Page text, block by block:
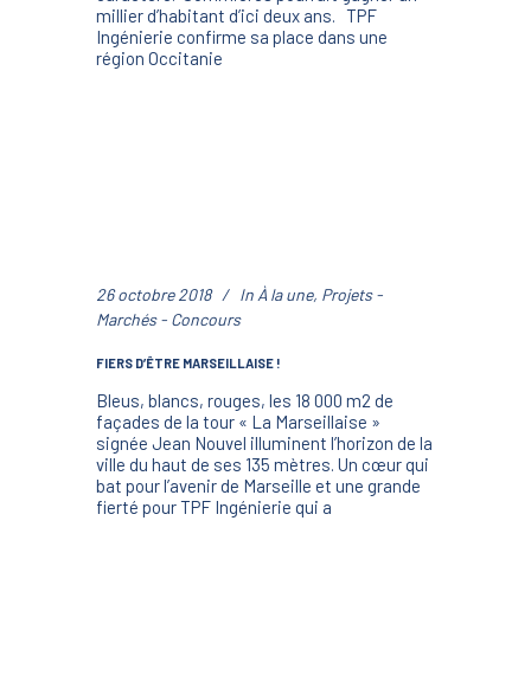
millier d’habitant d’ici deux ans. TPF
Ingénierie confirme sa place dans une
région Occitanie
26 octobre 2018 In À la une, Projets -
Marchés - Concours
FIERS D’ÊTRE MARSEILLAISE !
Bleus, blancs, rouges, les 18 000 m2 de
façades de la tour « La Marseillaise »
signée Jean Nouvel illuminent l’horizon de la
ville du haut de ses 135 mètres. Un cœur qui
bat pour l’avenir de Marseille et une grande
fierté pour TPF Ingénierie qui a